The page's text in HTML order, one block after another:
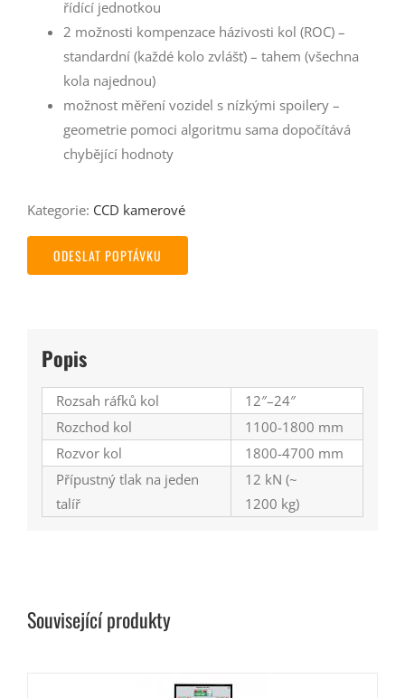
řídící jednotkou
2 možnosti kompenzace házivosti kol (ROC) –
standardní (každé kolo zvlášť) – tahem (všechna
kola najednou)
možnost měření vozidel s nízkými spoilery –
geometrie pomoci algoritmu sama dopočítává
chybějící hodnoty
Kategorie: CCD kamerové
ODESLAT POPTÁVKU
Popis
Rozsah ráfků kol
12″–24″
Rozchod kol
1100-1800 mm
Rozvor kol
1800-4700 mm
Přípustný tlak na jeden
talíř
12 kN (~
1200 kg)
Související produkty